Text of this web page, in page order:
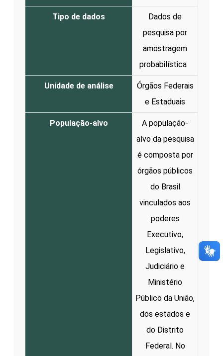
Tipo de dados
Dados de
pesquisa por
amostragem
probabilística
Unidade de análise
Órgãos Federais
e Estaduais
População-alvo
A população-
alvo da pesquisa
é composta por
órgãos públicos
do Brasil
vinculados aos
poderes
Executivo,
Legislativo,
Judiciário e
Ministério
Público da União,
dos estados e
do Distrito
Federal. No